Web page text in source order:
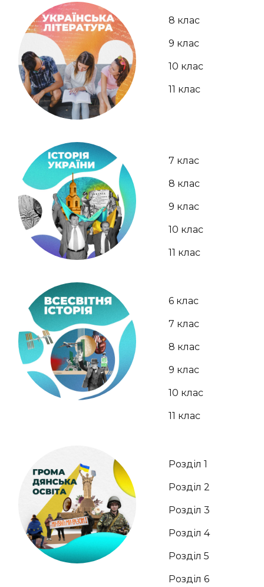
8 клас
9 клас
10 клас
11 клас
7 клас
8 клас
9 клас
10 клас
11 клас
6 клас
7 клас
8 клас
9 клас
10 клас
11 клас
Розділ 1
Розділ 2
Розділ 3
Розділ 4
Розділ 5
Розділ 6